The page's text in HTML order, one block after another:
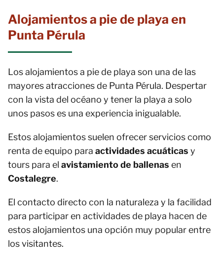
Alojamientos a pie de playa en
Punta Pérula
Los alojamientos a pie de playa son una de las
mayores atracciones de Punta Pérula. Despertar
con la vista del océano y tener la playa a solo
unos pasos es una experiencia inigualable.
Estos alojamientos suelen ofrecer servicios como
renta de equipo para actividades acuáticas y
tours para el avistamiento de ballenas en
Costalegre.
El contacto directo con la naturaleza y la facilidad
para participar en actividades de playa hacen de
estos alojamientos una opción muy popular entre
los visitantes.